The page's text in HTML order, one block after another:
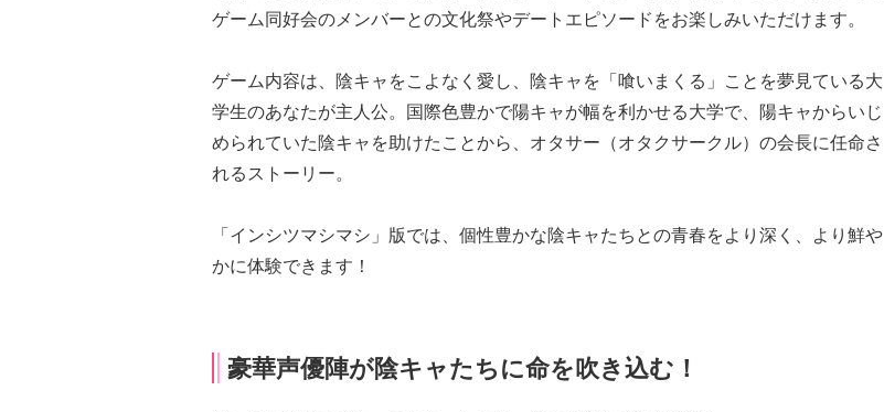
ゲーム同好会のメンバーとの文化祭やデートエピソードをお楽しみいただけます。
ゲーム内容は、陰キャをこよなく愛し、陰キャを「喰いまくる」ことを夢見ている大
学生のあなたが主人公。国際色豊かで陽キャが幅を利かせる大学で、陽キャからいじ
められていた陰キャを助けたことから、オタサー（オタクサークル）の会長に任命さ
れるストーリー。
「インシツマシマシ」版では、個性豊かな陰キャたちとの青春をより深く、より鮮や
かに体験できます！
豪華声優陣が陰キャたちに命を吹き込む！